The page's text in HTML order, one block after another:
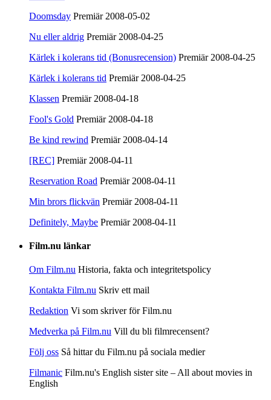
Doomsday Premiär 2008-05-02
Nu eller aldrig Premiär 2008-04-25
Kärlek i kolerans tid (Bonusrecension) Premiär 2008-04-25
Kärlek i kolerans tid Premiär 2008-04-25
Klassen Premiär 2008-04-18
Fool's Gold Premiär 2008-04-18
Be kind rewind Premiär 2008-04-14
[REC] Premiär 2008-04-11
Reservation Road Premiär 2008-04-11
Min brors flickvän Premiär 2008-04-11
Definitely, Maybe Premiär 2008-04-11
Film.nu länkar
Om Film.nu Historia, fakta och integritetspolicy
Kontakta Film.nu Skriv ett mail
Redaktion Vi som skriver för Film.nu
Medverka på Film.nu Vill du bli filmrecensent?
Följ oss Så hittar du Film.nu på sociala medier
Filmanic Film.nu's English sister site – All about movies in
English